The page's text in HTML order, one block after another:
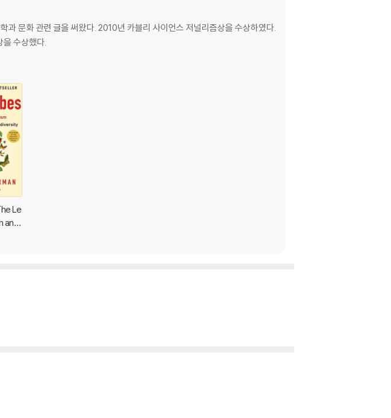
문화 관련 글을 써왔다. 2010년 카블리 사이언스 저널리즘상을 수상하였다.
을 수상했다.
Le
and